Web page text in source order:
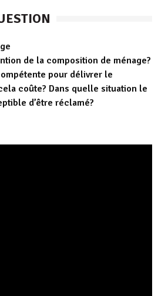
de la composition de ménage?
pour délivrer le
coûte? Dans quelle situation le
d’être réclamé?